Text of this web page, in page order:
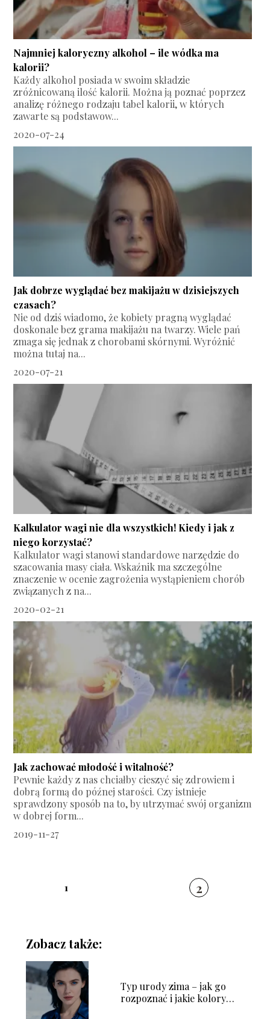
Najmniej kaloryczny alkohol – ile wódka ma
kalorii?
Każdy alkohol posiada w swoim składzie
zróżnicowaną ilość kalorii. Można ją poznać poprzez
analizę różnego rodzaju tabel kalorii, w których
zawarte są podstawow...
2020-07-24
Jak dobrze wyglądać bez makijażu w dzisiejszych
czasach?
Nie od dziś wiadomo, że kobiety pragną wyglądać
doskonale bez grama makijażu na twarzy. Wiele pań
zmaga się jednak z chorobami skórnymi. Wyróżnić
można tutaj na...
2020-07-21
Kalkulator wagi nie dla wszystkich! Kiedy i jak z
niego korzystać?
Kalkulator wagi stanowi standardowe narzędzie do
szacowania masy ciała. Wskaźnik ma szczególne
znaczenie w ocenie zagrożenia wystąpieniem chorób
związanych z na...
2020-02-21
Jak zachować młodość i witalność?
Pewnie każdy z nas chciałby cieszyć się zdrowiem i
dobrą formą do późnej starości. Czy istnieje
sprawdzony sposób na to, by utrzymać swój organizm
w dobrej form...
2019-11-27
1 2
Zobacz także:
Typ urody zima – jak go
rozpoznać i jakie kolory